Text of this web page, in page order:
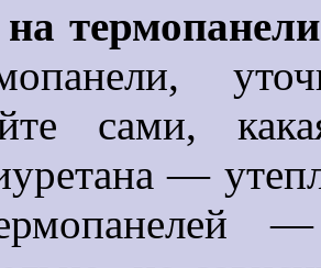
сами,
—